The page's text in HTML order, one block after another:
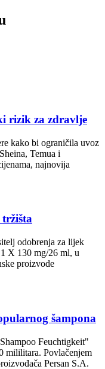
rizik za zdravlje
kako bi ograničila uvoz
Temua i
najnovija
odobrenja za lijek
X 130 mg/26 ml, u
proizvode
šampona
Feuchtigkeit"
mililitara. Povlačenjem
Persan S.A.